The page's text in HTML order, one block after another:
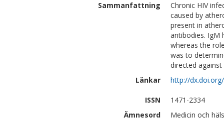
Sammanfattning
Chronic HIV
caused by
present in
antibodies. IgM
whereas the
was to
directed
Länkar
http://
ISSN
1471-2334
Ämnesord
Medicin och